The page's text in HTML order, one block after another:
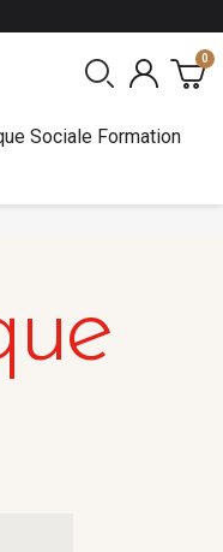
Sociale Formation